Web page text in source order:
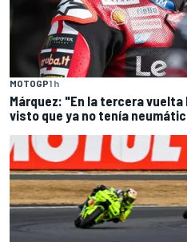
MOTOGP1 h
Márquez: "En la tercera
visto que ya no tenía